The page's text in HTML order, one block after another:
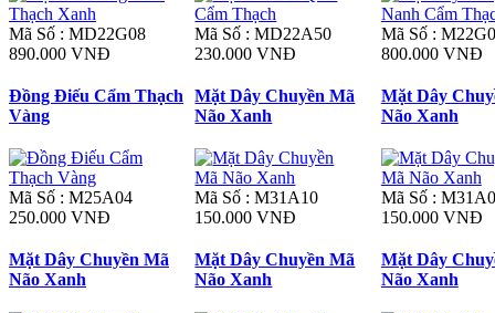
Mã Số : MD22G08
890.000 VNĐ
Mã Số : MD22A50
230.000 VNĐ
Mã Số :
800.000 VNĐ
Đồng Điếu Cẩm Thạch
Vàng
Mã Số : M25A04
250.000 VNĐ
Mặt Dây Chuyền Mã
Não Xanh
Mã Số : M31A10
150.000 VNĐ
Mặt Dây
Não Xanh
Mã Số :
150.000 VNĐ
Mặt Dây Chuyền Mã
Não Xanh
Mặt Dây Chuyền Mã
Não Xanh
Mặt Dây
Não Xanh